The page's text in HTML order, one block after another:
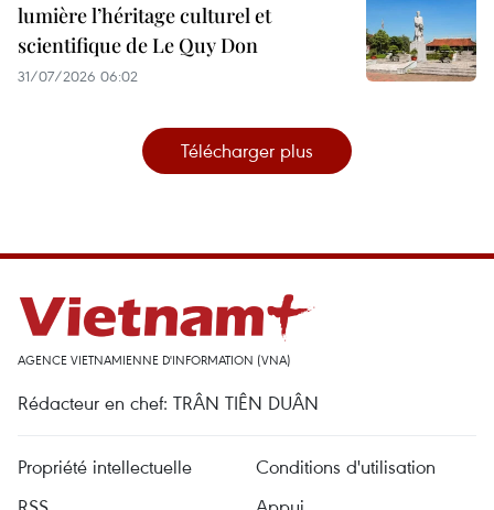
lumière l’héritage culturel et
scientifique de Le Quy Don
31/07/2026 06:02
Télécharger plus
AGENCE VIETNAMIENNE D'INFORMATION (VNA)
Rédacteur en chef: TRÂN TIÊN DUÂN
Propriété intellectuelle
Conditions d'utilisation